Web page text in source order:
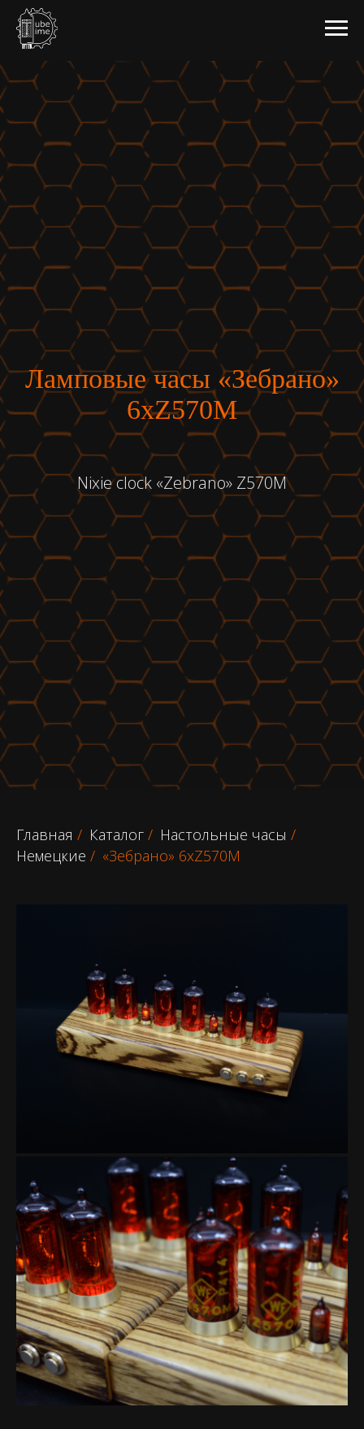
Ламповые часы «Зебрано»
6хZ570M
Nixie clock «Zebrano» Z570M
Главная / Каталог / Настольные часы /
Немецкие / «Зебрано» 6хZ570M